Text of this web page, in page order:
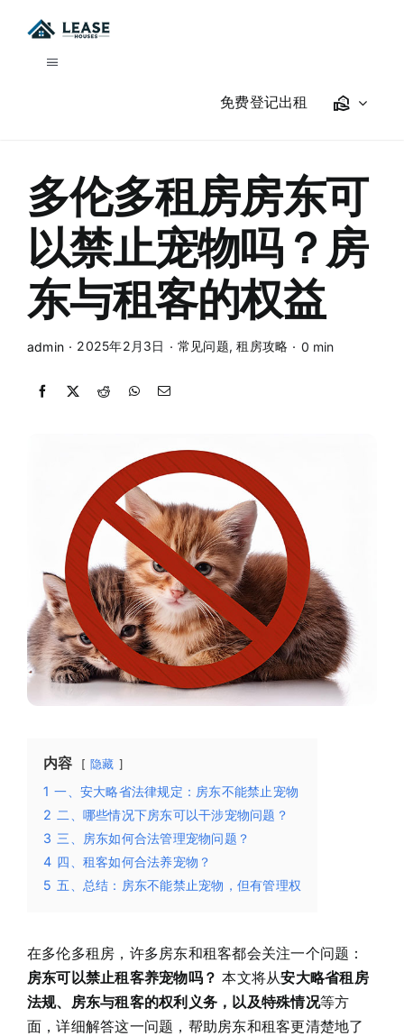
content
Toggle
关于我们
商店
免费登记出租
多伦多租房房东可
以禁止宠物吗？房
东与租客的权益
admin · 2025年2月3日 · 常见问题,租房攻略 · 0 min
内容 隐藏
1 一、安大略省法律规定：房东不能禁止宠物
2 二、哪些情况下房东可以干涉宠物问题？
3 三、房东如何合法管理宠物问题？
4 四、租客如何合法养宠物？
5 五、总结：房东不能禁止宠物，但有管理权
在多伦多租房，许多房东和租客都会关注一个问题：
房东可以禁止租客养宠物吗？ 本文将从安大略省租房
法规、房东与租客的权利义务，以及特殊情况等方
面，详细解答这一问题，帮助房东和租客更清楚地了